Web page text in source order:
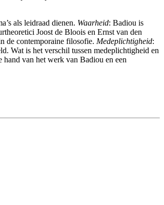
als leidraad dienen. Waarheid: Badiou is
Joost de Bloois en Ernst van den
de contemporaine filosofie. Medeplichtigheid:
Wat is het verschil tussen medeplichtigheid en
hand van het werk van Badiou en een